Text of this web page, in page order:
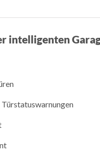
intelligenten